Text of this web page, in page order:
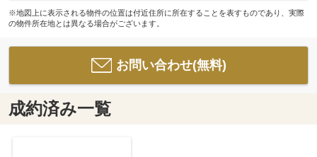
※地図上に表示される物件の位置は付近住所に所在することを表すものであり、実際
の物件所在地とは異なる場合がございます。
お問い合わせ(無料)
成約済み一覧